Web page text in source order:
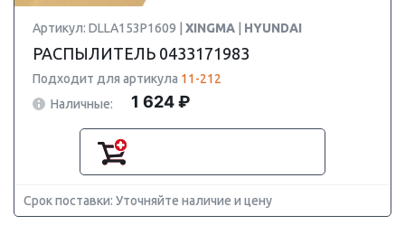
Артикул: DLLA153P1609 | XINGMA HYUNDAI
РАСПЫЛИТЕЛЬ 0433171983
Подходит для артикула 11-212
Наличные:
1 624 ₽
Срок поставки: Уточняйте наличие и цену